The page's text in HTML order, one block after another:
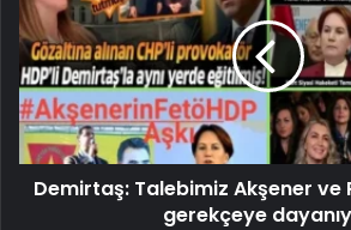
Demirtaş: Talebimiz Akşener ve
gerekçeye